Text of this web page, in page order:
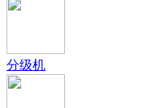
分级机